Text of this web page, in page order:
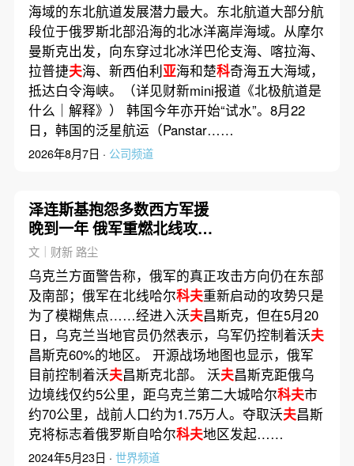
海域的东北航道发展潜力最大。东北航道大部分航
段位于俄罗斯北部沿海的北冰洋离岸海域。从摩尔
曼斯克出发，向东穿过北冰洋巴伦支海、喀拉海、
拉普捷夫海、新西伯利亚海和楚科奇海五大海域，
抵达白令海峡。（详见财新mini报道《北极航道是
什么｜解释》） 韩国今年亦开始“试水”。8月22
日，韩国的泛星航运（Panstar……
2026年8月7日 · 公司频道
泽连斯基抱怨多数西方军援
晚到一年 俄军重燃北线攻势
掩护东南向进攻
文｜财新 路尘
乌克兰方面警告称，俄军的真正攻击方向仍在东部
及南部；俄军在北线哈尔科夫重新启动的攻势只是
为了模糊焦点……经进入沃夫昌斯克，但在5月20
日，乌克兰当地官员仍然表示，乌军仍控制着沃夫
昌斯克60%的地区。 开源战场地图也显示，俄军
目前控制着沃夫昌斯克北部。 沃夫昌斯克距俄乌
边境线仅约5公里，距乌克兰第二大城哈尔科夫市
约70公里，战前人口约为1.75万人。夺取沃夫昌斯
克将标志着俄罗斯自哈尔科夫地区发起……
2024年5月23日 · 世界频道